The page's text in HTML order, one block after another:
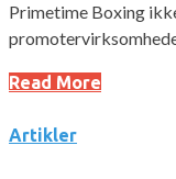
Primetime Boxing
Read More
Artikler